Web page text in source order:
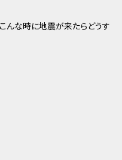
んな時に地震が来たらどうす